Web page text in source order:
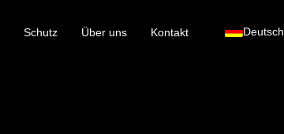
Schutz Über uns Kontakt Deutsch